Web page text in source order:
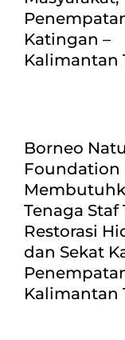
Katingan –
Kalimantan
Borneo
Foundation
Tenaga Staf
Restorasi
dan Sekat
Kalimantan